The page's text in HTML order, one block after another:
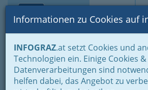
Suche
Informationen zu Cookies auf
INFOGRAZ.at setzt Cookies und
Technologien ein. Einige Cookies &
Datenverarbeitungen sind
helfen dabei, das Angebot zu
Home Branchen
Einkaufen & Schenken -
Der Handel nach WKO-Gliederung
Holzhandel & Baustoffhandel